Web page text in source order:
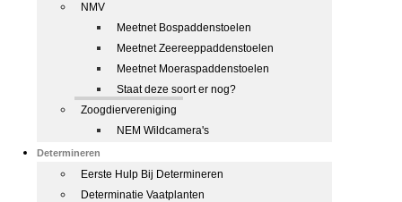
NMV
Meetnet Bospaddenstoelen
Meetnet Zeereeppaddenstoelen
Meetnet Moeraspaddenstoelen
Staat deze soort er nog?
Zoogdiervereniging
NEM Wildcamera's
Determineren
Eerste Hulp Bij Determineren
Determinatie Vaatplanten